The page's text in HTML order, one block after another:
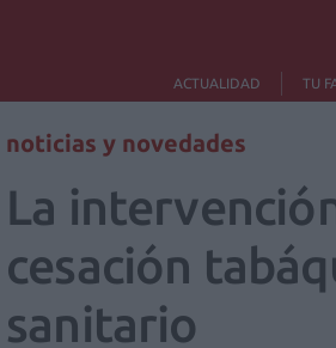
ACTUALIDAD TU
noticias y novedades
La
cesación
sanitario